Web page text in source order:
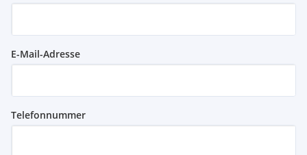
E-Mail-Adresse
Telefonnummer